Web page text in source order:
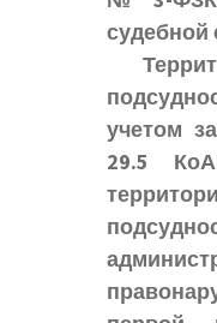
судебной
учетом
29.5